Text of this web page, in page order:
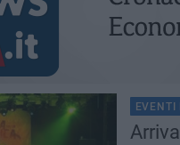
EVENTI